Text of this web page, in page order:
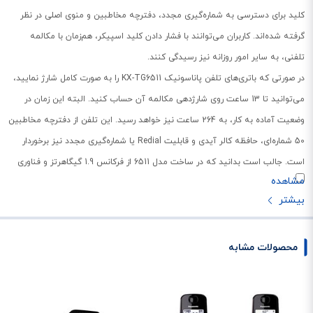
کلید برای دسترسی به شماره‌گیری مجدد، دفترچه مخاطبین و منوی اصلی در نظر
گرفته شده‌اند. کاربران می‌توانند با فشار دادن کلید اسپیکر، هم‌زمان با مکالمه
تلفنی، به سایر امور روزانه نیز رسیدگی کنند.
در صورتی که باتری‌‌های تلفن پاناسونیک KX-TG6511 را به صورت کامل شارژ نمایید،
می‌توانید تا 13 ساعت روی شارژدهی مکالمه آن حساب کنید. البته این زمان در
وضعیت آماده به کار، به 264 ساعت نیز خواهد رسید. این تلفن از دفترچه مخاطبین
50 شماره‌ای، حافظه کالر آیدی و قابلیت Redial یا شماره‌گیری مجدد نیز برخوردار
است. جالب است بدانید که در ساخت مدل 6511 از فرکانس 1.9 گیگاهرتز و فناوری
آنتن‌دهی گوشی بیسیم را تا حد زیادی افزایش می‌دهد.
محصولات مشابه